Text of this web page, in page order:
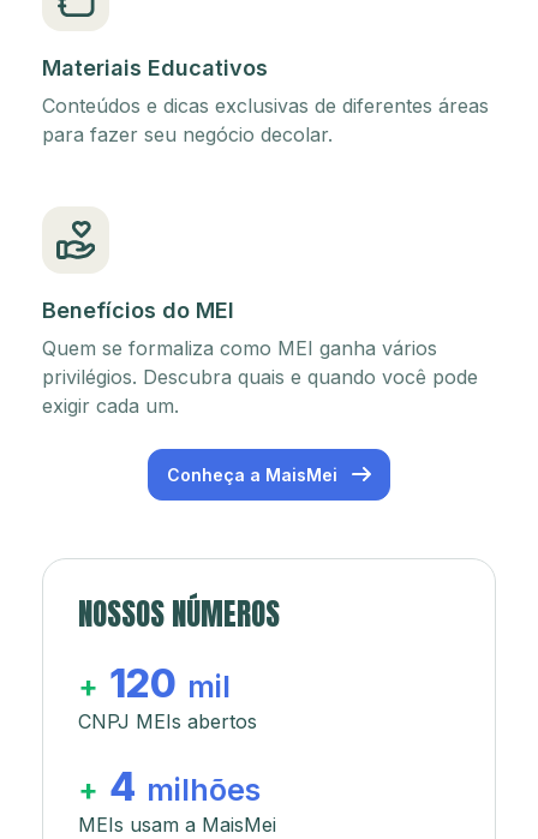
Materiais Educativos
Conteúdos e dicas exclusivas de diferentes áreas
para fazer seu negócio decolar.
Benefícios do MEI
Quem se formaliza como MEI ganha vários
privilégios. Descubra quais e quando você pode
exigir cada um.
Conheça a MaisMei
NOSSOS NÚMEROS
+ 120 mil
CNPJ MEIs abertos
+ 4 milhões
MEIs usam a MaisMei